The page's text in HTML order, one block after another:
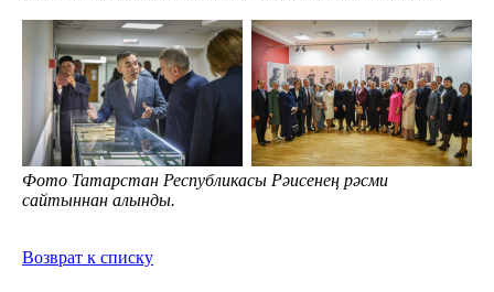
Фото Татарстан Республикасы Рәисенең рәсми
сайтыннан алынды.
Возврат к списку